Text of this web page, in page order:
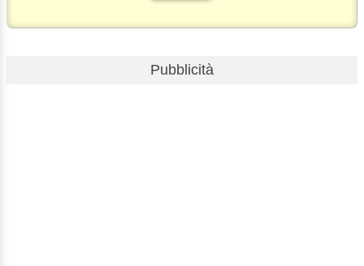
Pubblicità